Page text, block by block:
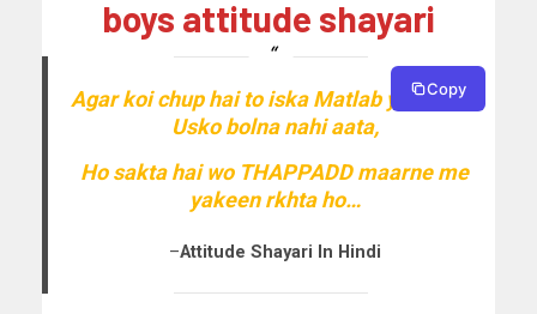
boys attitude shayari
Agar koi chup hai to iska Matlab ye nahi ki
Usko bolna nahi aata,
Ho sakta hai wo THAPPADD maarne me
yakeen rkhta ho…
–Attitude Shayari In Hindi
Copy